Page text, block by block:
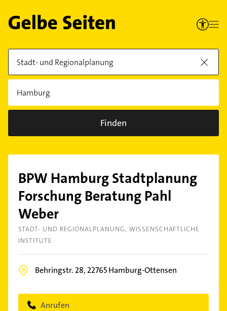
Finden
BPW Hamburg Stadtplanung
Forschung Beratung Pahl
Weber
STADT- UND REGIONALPLANUNG WISSENSCHAFTLICHE
INSTITUTE
Behringstr. 28, 22765Hamburg-Ottensen
Anrufen